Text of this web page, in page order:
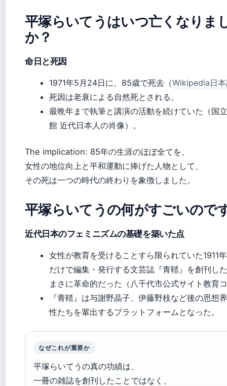
平塚らいてうはいつ亡くなりま
か？
命日と死因
1971年5月24日に、85歳で死去（Wikipedia日
死因は老衰による自然死とされる。
最晩年まで執筆と講演の活動を続けていた（国
館 近代日本人の肖像）。
The implication: 85年の生涯のほぼ全てを、
女性の地位向上と平和運動に捧げた人物として、
その死は一つの時代の終わりを象徴しました。
平塚らいてうの何がすごいので
近代日本のフェミニズムの基礎を築いた点
女性が教育を受けることすら限られていた1911
だけで編集・発行する文芸誌『青鞜』を創刊し
まさに革命的だった（八千代市公式サイト教育
『青鞜』は与謝野晶子、伊藤野枝など後の思想
性たちを輩出するプラットフォームとなった。
なぜこれが重要か
平塚らいてうの真の功績は、
一冊の雑誌を創刊したことではなく、